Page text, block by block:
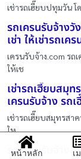
เช่ารถเฮี๊ยบปทุมวัน โ
รถเครนรับจ้างวั
เช่า ให้เช่ารถเค
เครนรับจ้าง.com รถ
ให้เช
เช่ารถเฮี๊ยบสมุท
เครนรับจ้าง รถ
เช่ารถเฮี๊ยบสมุทรสา
ให
รถเครนรับจ้าง
หน้าหลัก เ